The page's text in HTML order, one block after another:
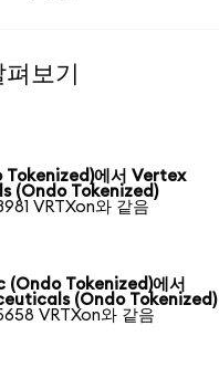
보기
Tokenized)에서 Vertex
(Ondo Tokenized)
VRTXon와 같음
(Ondo Tokenized)에서
(Ondo Tokenized)
VRTXon와 같음